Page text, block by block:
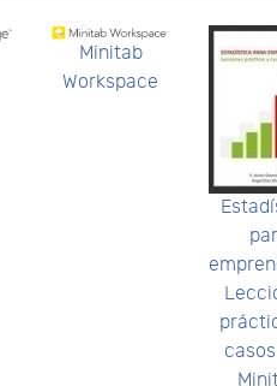
Minitab
Workspace